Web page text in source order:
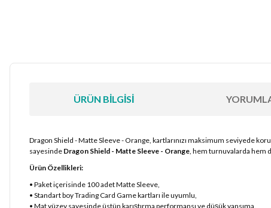
ÜRÜN BILGISI
Dragon Shield - Matte Sleeve - Orange, kartlarınızı maksimum seviyede
sayesinde Dragon Shield - Matte Sleeve - Orange, hem turnuvalarda hem
Ürün Özellikleri:
• Paket içerisinde 100 adet Matte Sleeve,
• Standart boy Trading Card Game kartları ile uyumlu,
• Mat yüzey sayesinde üstün karıştırma performansı ve düşük yansıma,